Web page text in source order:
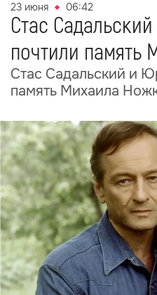
23 июня 06:42
Стас
почтили память
Стас Садальский и
память Михаила